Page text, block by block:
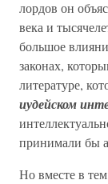
лордов он
века и
большое
законах,
литературе,
иудейском
принимали бы
Но вместе в